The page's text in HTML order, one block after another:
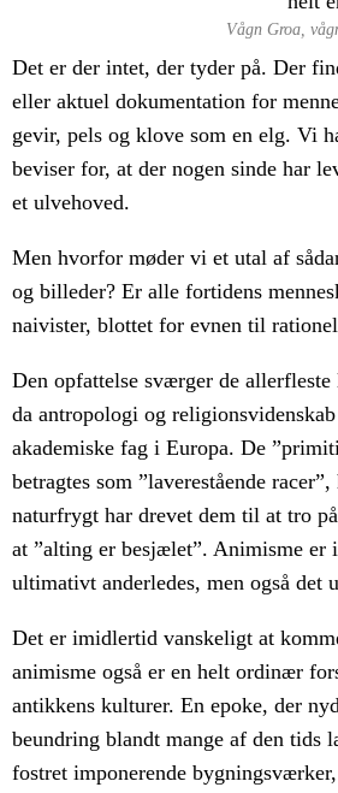
Vågn Groa,
Det er der intet, der tyder på. Der
eller aktuel dokumentation for
gevir, pels og klove som en elg. Vi
beviser for, at der nogen sinde har
et ulvehoved.
Men hvorfor møder vi et utal af
og billeder? Er alle fortidens
naivister, blottet for evnen til
Den opfattelse sværger de
da antropologi og
akademiske fag i Europa. De
betragtes som ”laverestående
naturfrygt har drevet dem til at tro
at ”alting er besjælet”. Animisme er
ultimativt anderledes, men også det
Det er imidlertid vanskeligt at
animisme også er en helt ordinær
antikkens kulturer. En epoke, der
beundring blandt mange af den tids
fostret imponerende